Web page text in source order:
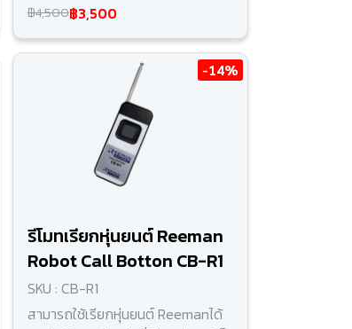
฿4,500฿3,500
-14%
รีโมทเรียกหุ่นยนต์ Reeman
Robot Call Botton CB-R1
SKU : CB-R1
สามารถใช้เรียกหุ่นยนต์ Reemanได้